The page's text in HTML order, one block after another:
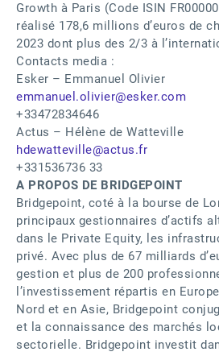
Growth à Paris (Code ISIN
réalisé 178,6 millions d’euros de
2023 dont plus des 2/3 à
Contacts media :
Esker – Emmanuel Olivier
emmanuel.olivier@esker.com
+33472834646
Actus – Hélène de Watteville
hdewatteville@actus.fr
+331536736 33
A PROPOS DE BRIDGEPOINT
Bridgepoint, coté à la bourse de
principaux gestionnaires d’actifs
dans le Private Equity, les
privé. Avec plus de 67 milliards
gestion et plus de 200
l’investissement répartis en
Nord et en Asie, Bridgepoint
et la connaissance des marchés
sectorielle. Bridgepoint investit